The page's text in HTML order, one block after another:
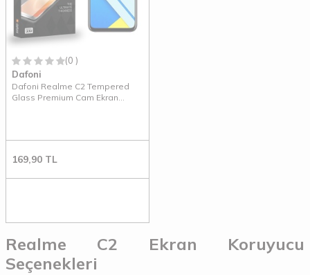
(0 )
Dafoni
Dafoni Realme C2 Tempered
Glass Premium Cam Ekran
169,90 TL
Realme C2 Ekran Koruyucu
Seçenekleri